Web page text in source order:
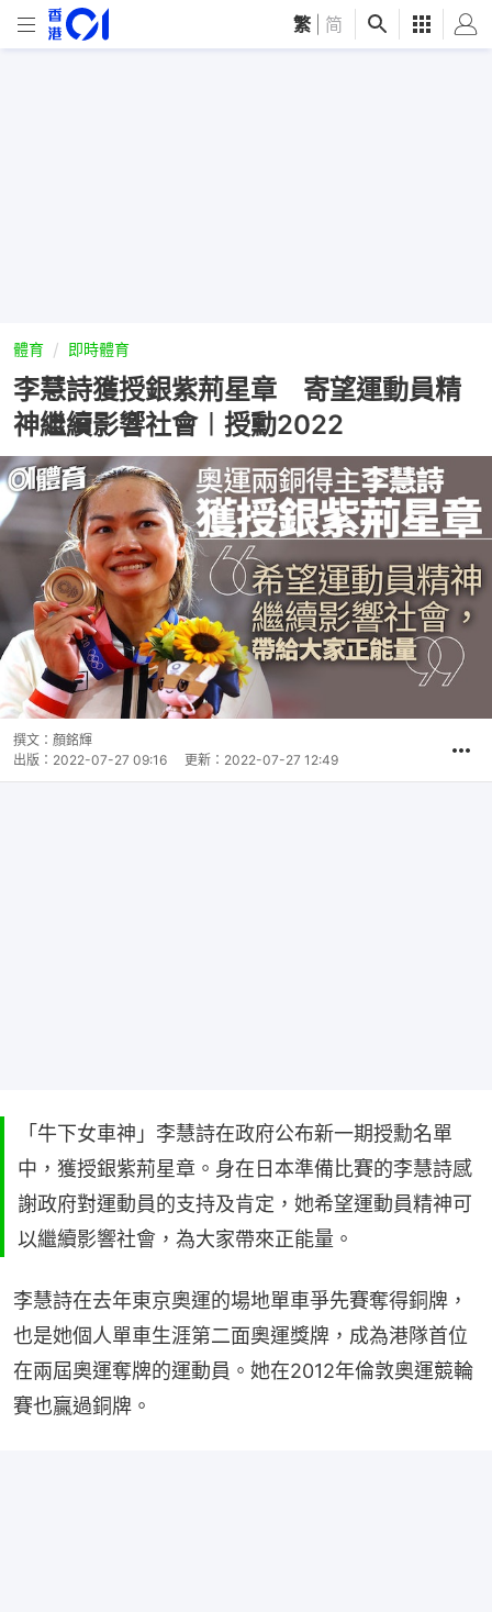
繁 简
體育 即時體育
李慧詩獲授銀紫荊星章 寄望運動員精
神繼續影響社會︱授勳2022
撰文： 顏銘輝
出版： 2022-07-27 09:16 更新： 2022-07-27 12:49
「牛下女車神」李慧詩在政府公布新一期授勳名單
中，獲授銀紫荊星章。身在日本準備比賽的李慧詩感
謝政府對運動員的支持及肯定，她希望運動員精神可
以繼續影響社會，為大家帶來正能量。
李慧詩在去年東京奧運的場地單車爭先賽奪得銅牌，
也是她個人單車生涯第二面奧運獎牌，成為港隊首位
在兩屆奧運奪牌的運動員。她在2012年倫敦奧運競輪
賽也贏過銅牌。